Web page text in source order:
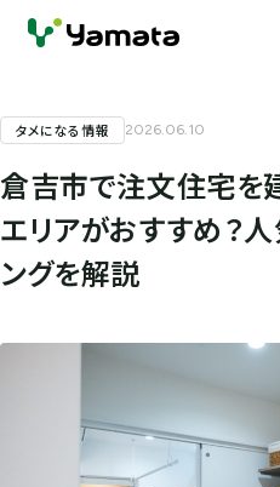
タメになる情報 2026.06.10
倉吉市で注文住宅を
エリアがおすすめ？
ングを解説